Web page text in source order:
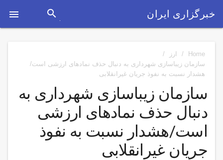
 خبرگزاری ایران search
Home
/ ارز
/
سازمان زیباسازی شهرداری به دنبال حذف نمادهای ارزشی است/
هشدار نسبت به نفوذ جریان غیرانقلابی
سازمان زیباسازی شهرداری به
دنبال حذف نمادهای ارزشی
است/هشدار نسبت به نفوذ
جریان غیرانقلابی